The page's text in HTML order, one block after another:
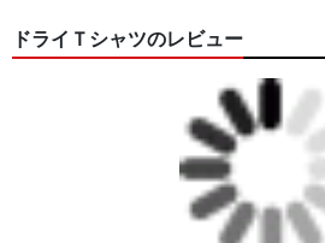
ドライＴシャツのレビュー